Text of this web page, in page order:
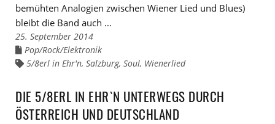
bemühten Analogien zwischen Wiener Lied und Blues)
bleibt die Band auch …
25. September 2014
Links
den
Pop/Rock/Elektronik
Links
5/8erl in Ehr'n, Salzburg, Soul, Wienerlied
DIE 5/8ERL IN EHR`N UNTERWEGS DURCH
ÖSTERREICH UND DEUTSCHLAND